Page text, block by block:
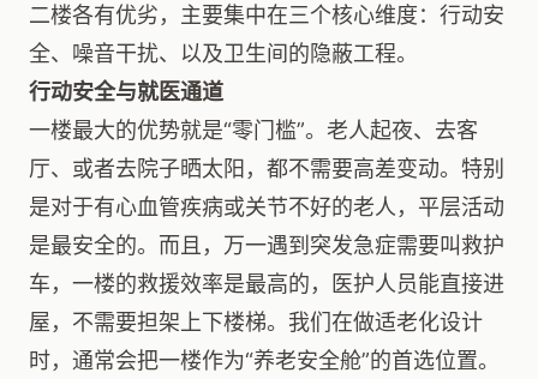
二楼各有优劣，主要集中在三个核心维度：行动安
全、噪音干扰、以及卫生间的隐蔽工程。
行动安全与就医通道
一楼最大的优势就是“零门槛”。老人起夜、去客
厅、或者去院子晒太阳，都不需要高差变动。特别
是对于有心血管疾病或关节不好的老人，平层活动
是最安全的。而且，万一遇到突发急症需要叫救护
车，一楼的救援效率是最高的，医护人员能直接进
屋，不需要担架上下楼梯。我们在做适老化设计
时，通常会把一楼作为“养老安全舱”的首选位置。